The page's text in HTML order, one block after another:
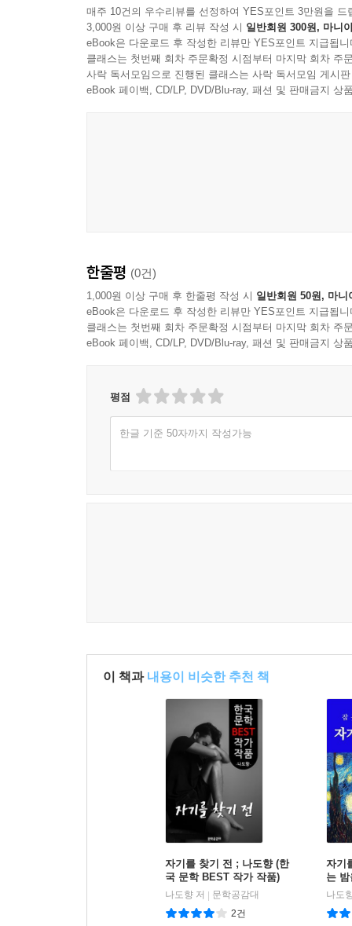
매주 10건의 우수리뷰를 선정하여 YES포인트 3만원을 드
3,000원 이상 구매 후 리뷰 작성 시 일반회원 300원, 마니
eBook은 다운로드 후 작성한 리뷰만 YES포인트 지급됩니
클래스는 첫번째 회차 주문확정 시점부터 마지막 회차 주
사락 독서모임으로 진행된 클래스는 사락 독서모임 게시
eBook 페이백, CD/LP, DVD/Blu-ray, 패션 및 판매금지 상
한줄평 (0건)
1,000원 이상 구매 후 한줄평 작성 시 일반회원 50원, 마니
eBook은 다운로드 후 작성한 리뷰만 YES포인트 지급됩니
클래스는 첫번째 회차 주문확정 시점부터 마지막 회차 주
eBook 페이백, CD/LP, DVD/Blu-ray, 패션 및 판매금지 상
평점
한글 기준 50자까지 작성가능
이 책과 내용이 비슷한 추천 책
자기를 찾기 전 ; 나도향 (한
국 문학 BEST 작가 작품)
나도향 저
문학공감대
2건
자기
는
나도